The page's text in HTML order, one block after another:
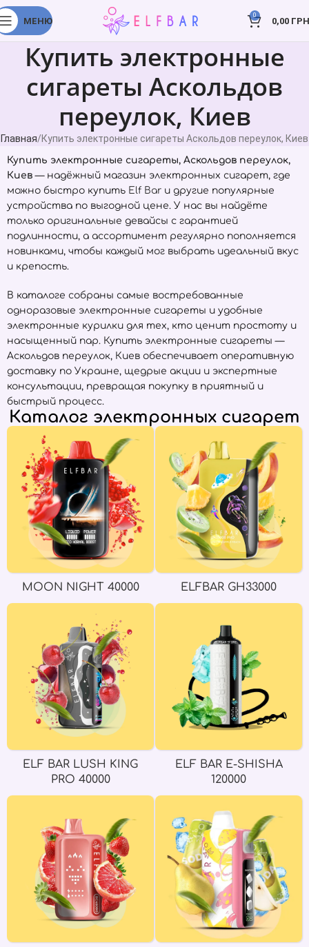
МЕНЮ
0
0,00
Купить электронные
сигареты Аскольдов
переулок, Киев
Главная Купить электронные сигареты Аскольдов переулок, Киев
Купить электронные сигареты, Аскольдов переулок,
Киев — надёжный магазин электронных сигарет, где
можно быстро купить Elf Bar и другие популярные
устройства по выгодной цене. У нас вы найдёте
только оригинальные девайсы с гарантией
подлинности, а ассортимент регулярно пополняется
новинками, чтобы каждый мог выбрать идеальный вкус
и крепость.
В каталоге собраны самые востребованные
одноразовые электронные сигареты и удобные
электронные курилки для тех, кто ценит простоту и
насыщенный пар. Купить электронные сигареты —
Аскольдов переулок, Киев обеспечивает оперативную
доставку по Украине, щедрые акции и экспертные
консультации, превращая покупку в приятный и
быстрый процесс.
Каталог электронных сигарет
MOON NIGHT 40000 ELFBAR GH33000
ELF BAR LUSH KING
PRO 40000
ELF BAR E-SHISHA
120000